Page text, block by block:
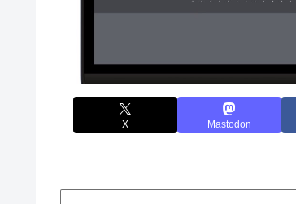
X Mastodon